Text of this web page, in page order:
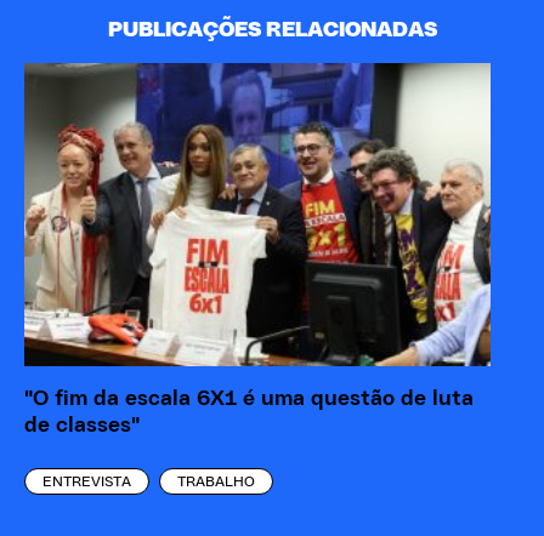
PUBLICAÇÕES RELACIONADAS
"O fim da escala 6X1 é uma questão de luta
de classes"
ENTREVISTA TRABALHO